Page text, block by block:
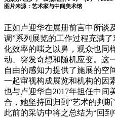
图片来源：艺术家与中间美术馆
正如卢迎华在展册前言中所谈
调”系列展览的工作过程充满
化效率的嗤之以鼻，观众也同
动、突发奇想和随机应变。这
自由的感知力提供了施展的空
一起审视构成展览和机构的因
也与卢迎华自2017年担任中间
合，她坚持回归到“艺术的判
此前的采访中将之总结为“回